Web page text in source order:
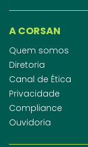
A CORSAN
Quem somos
Diretoria
Canal de Ética
Privacidade
Compliance
Ouvidoria